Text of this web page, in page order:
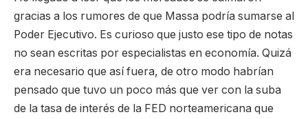
gracias a los rumores de que Massa podría sumarse al
Poder Ejecutivo. Es curioso que justo ese tipo de notas
no sean escritas por especialistas en economía. Quizá
era necesario que así fuera, de otro modo habrían
pensado que tuvo un poco más que ver con la suba
de la tasa de interés de la FED norteamericana que